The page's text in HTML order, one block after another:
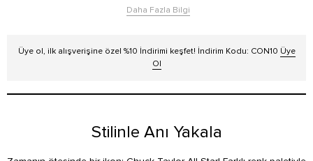
Daha Fazla Bilgi
Üye ol, ilk alışverişine özel %10 İndirimi keşfet! İndirim Kodu: CON10 Üye
Ol
Stilinle Anı Yakala